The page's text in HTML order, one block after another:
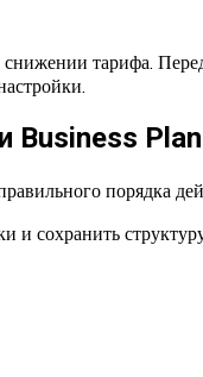
тарифа.
Business Plan
порядка
сохранить